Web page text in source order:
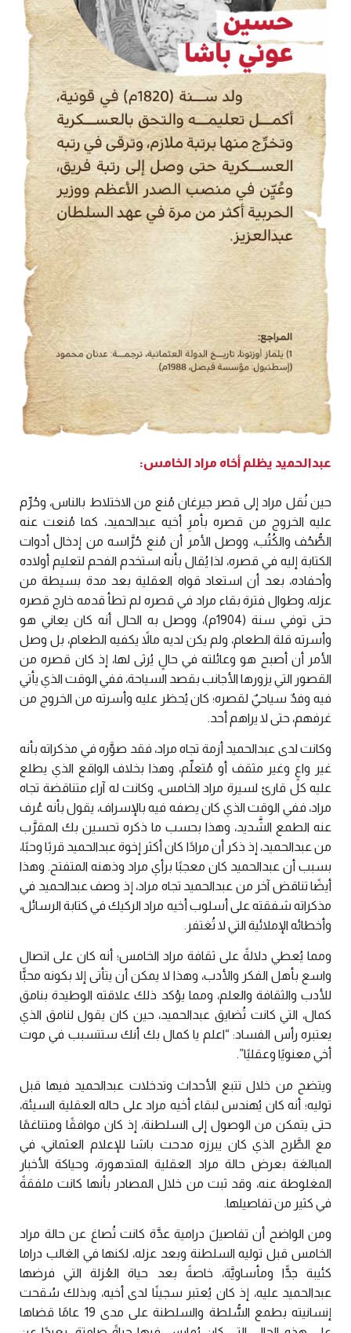
عبدالحميد يظلم أخاه مراد الخامس:
حين نُقل مراد إلى قصر جيرغان مُنع من الاختلاط بالناس، وحُرِّم
عليه الخروج من قصره بأمرِ أخيه عبدالحميد، كما مُنعت عنه
الصُّحُف والكُتُب، ووصل الأمر أن مُنع حُرَّاسه من إدخال أدوات
الكتابة إليه في قصره، لذا يُقال بأنه استخدم الفحم لتعليم أولاده
وأحفاده، بعد أن استعاد قواه العقلية بعد مدة بسيطة من
عزله، وطوال فترة بقاء مراد في قصره لم تطأ قدمه خارج قصره
حتى توفي سنة (1904م)، ووصل به الحال أنه كان يعاني هو
وأسرته قلة الطعام، ولم يكن لديه مالاً يكفيه الطعام، بل وصل
الأمر أن أصبح هو وعائلته في حالٍ يُرثى لها، إذ كان قصره من
القصور التي يزورها الأجانب بقصد السياحة، ففي الوقت الذي يأتي
فيه وفدٌ سياحيٌ لقصره؛ كان يُحظر عليه وأسرته من الخروج من
غرفهم، حتى لا يراهم أحد.
وكانت لدى عبدالحميد أزمة تجاه مراد، فقد صوَّره في مذكراته بأنه
غير واعٍ وغير مثقف أو مُتعلِّم، وهذا بخلاف الواقع الذي يطلع
عليه كل قارئ لسيرة مراد الخامس، وكانت له آراء متناقضة تجاه
مراد، ففي الوقت الذي كان يصفه فيه بالإسراف، يقول بأنه عُرف
عنه الطمع الشَّديد، وهذا بحسب ما ذكره تحسين بك المقرَّب
من عبدالحميد، إذ ذكر أن مرادًا كان أكثر إخوة عبدالحميد قربًا وحبًا،
بسبب أن عبدالحميد كان معجبًا برأي مراد وذهنه المتفتح. وهذا
أيضًا تناقض آخر من عبدالحميد تجاه مراد، إذ وصف عبدالحميد في
مذكراته شفقته على أسلوب أخيه مراد الركيك في كتابة الرسائل،
وأخطائه الإملائية التي لا تُغتفر.
ومما يُعطي دلالةً على ثقافة مراد الخامس؛ أنه كان على اتصال
واسع بأهل الفكر والأدب، وهذا لا يمكن أن يتأتى إلا بكونه محبًّا
للأدب والثقافة والعلم، ومما يؤكد ذلك علاقته الوطيدة بنامق
كمال، التي كانت تُضايق عبدالحميد، حين كان يقول لنامق الذي
يعتبره رأس الفساد: “اعلم يا كمال بك أنك ستتسبب في موت
أخي معنويًا وعقليًا”.
ويتضح من خلال تتبع الأحداث وتدخلات عبدالحميد فيها قبل
توليه؛ أنه كان يُهندس لبقاء أخيه مراد على حاله العقلية السيئة،
حتى يتمكن من الوصول إلى السلطنة، إذ كان موافقًا ومتناغمًا
مع الطَّرح الذي كان يبرزه مدحت باشا للإعلام العثماني، في
المبالغة بعرض حالة مراد العقلية المتدهورة، وحياكة الأخبار
المغلوطة عنه، وقد ثبت من خلال المصادر بأنها كانت ملفقةً
في كثير من تفاصيلها.
ومن الواضح أن تفاصيلَ درامية عدَّة كانت تُصاغ عن حالة مراد
الخامس قبل توليه السلطنة وبعد عزله، لكنها في الغالب دراما
كئيبة جدًّا ومأساويَّة، خاصةً بعد حياة العُزلة التي فرضها
عبدالحميد عليه، إذ كان يُعتبر سجينًا لدى أخيه، وبذلك سُقحت
إنسانيته بطمع السُّلطة والسلطنة على مدى 19 عامًا قضاها